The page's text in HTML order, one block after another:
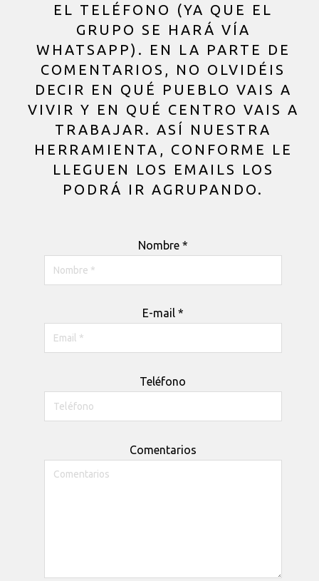
EL TELÉFONO (YA QUE EL
GRUPO SE HARÁ VÍA
WHATSAPP). EN LA PARTE DE
COMENTARIOS, NO OLVIDÉIS
DECIR EN QUÉ PUEBLO VAIS A
VIVIR Y EN QUÉ CENTRO VAIS A
TRABAJAR. ASÍ NUESTRA
HERRAMIENTA, CONFORME LE
LLEGUEN LOS EMAILS LOS
PODRÁ IR AGRUPANDO.
Nombre *
E-mail *
Teléfono
Comentarios